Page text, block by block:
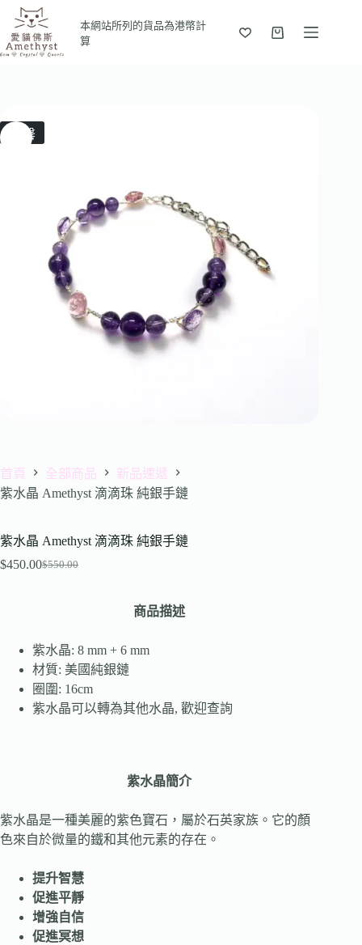
本網站所列的貨品為港幣計
算
售罄
首頁 全部商品
新品速遞
紫水晶 Amethyst 滴滴珠 純銀手鏈
紫水晶 Amethyst 滴滴珠 純銀手鏈
$550.00
$450.00
商品描述
紫水晶: 8 mm + 6 mm
材質: 美國純銀鏈
圈圍: 16cm
紫水晶可以轉為其他水晶, 歡迎查詢
紫水晶簡介
紫水晶是一種美麗的紫色寶石，屬於石英家族。它的顏
色來自於微量的鐵和其他元素的存在。
提升智慧
促進平靜
增強自信
促進冥想